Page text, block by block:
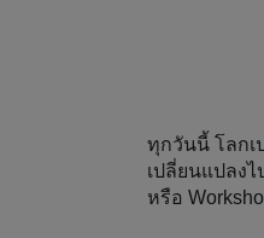
ทุกวันนี้ โลกเ
เปลี่ยนแปลง
หรือ